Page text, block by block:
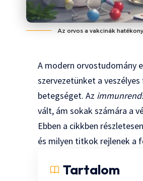
Az orvos a vakcinák
A modern orvostudomány
szervezetünket a
betegséget. Az
vált, ám sokak számára a
Ebben a cikkben
és milyen titkok rejlenek a
Tartalom